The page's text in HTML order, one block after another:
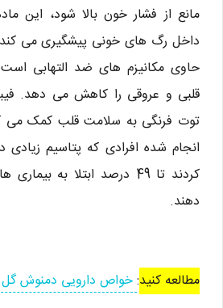
مانع از فشار خون بالا شود، این
داخل رگ های خونی پیشگیری می
حاوی مکانیزم های ضد التهابی
قلبی و عروقی را کاهش می دهد.
توت فرنگی به سلامت قلب کمک می
انجام شده افرادی که پتاسیم
کردند تا 49 درصد ابتلا به
دهند.
مطالعه کنید:خواص دارویی دمنوش گل